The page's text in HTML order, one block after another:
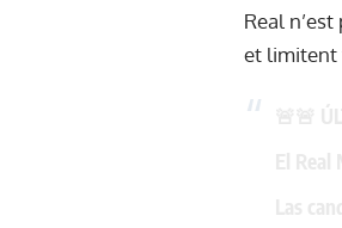
Real
et limitent